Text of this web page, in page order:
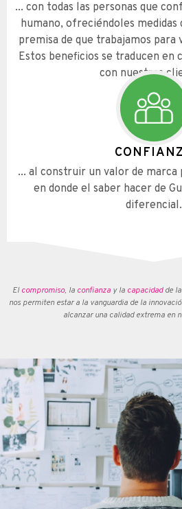
... con todas las personas que
humano, ofreciéndoles medidas
premisa de que trabajamos
Estos beneficios se traducen en
con nuestros
... al construir un valor de
en donde el saber hacer de
diferencial.
Elcompromiso, la confianzay la capacidadde
nos permiten estar a la vanguardia de la
alcanzar una calidad extrema en